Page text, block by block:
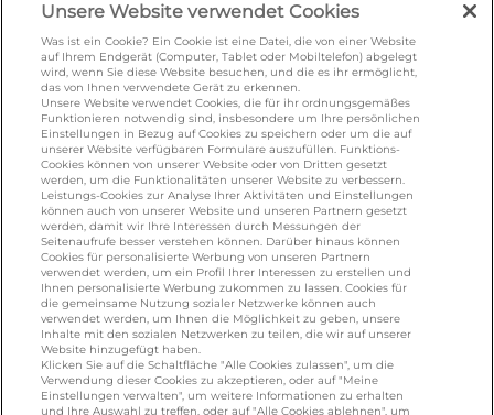
salakis.de/frankenland.com
omiramilch.de/minusl.de
KONTAKT
foodservice.info@de.lactalis.com
Lactalis Deutschland GmbH - Tel: +49 (0)751
887 366 /lactalis.de
Omira Bodenseemilch GmbH - Tel: +49
(0)751 887 366 /omira.de
Unsere Website verwendet Cookies
Was ist ein Cookie? Ein Cookie ist eine Datei, die von einer Website
auf Ihrem Endgerät (Computer, Tablet oder Mobiltelefon) abgelegt
wird, wenn Sie diese Website besuchen, und die es ihr ermöglicht,
das von Ihnen verwendete Gerät zu erkennen.
Unsere Website verwendet Cookies, die für ihr ordnungsgemäßes
Funktionieren notwendig sind, insbesondere um Ihre persönlichen
Einstellungen in Bezug auf Cookies zu speichern oder um die auf
unserer Website verfügbaren Formulare auszufüllen. Funktions-
Cookies können von unserer Website oder von Dritten gesetzt
werden, um die Funktionalitäten unserer Website zu verbessern.
Leistungs-Cookies zur Analyse Ihrer Aktivitäten und Einstellungen
können auch von unserer Website und unseren Partnern gesetzt
werden, damit wir Ihre Interessen durch Messungen der
Seitenaufrufe besser verstehen können. Darüber hinaus können
Cookies für personalisierte Werbung von unseren Partnern
verwendet werden, um ein Profil Ihrer Interessen zu erstellen und
Ihnen personalisierte Werbung zukommen zu lassen. Cookies für
die gemeinsame Nutzung sozialer Netzwerke können auch
verwendet werden, um Ihnen die Möglichkeit zu geben, unsere
Inhalte mit den sozialen Netzwerken zu teilen, die wir auf unserer
Website hinzugefügt haben.
Klicken Sie auf die Schaltfläche "Alle Cookies zulassen", um die
Verwendung dieser Cookies zu akzeptieren, oder auf "Meine
Einstellungen verwalten", um weitere Informationen zu erhalten
und Ihre Auswahl zu treffen, oder auf "Alle Cookies ablehnen", um